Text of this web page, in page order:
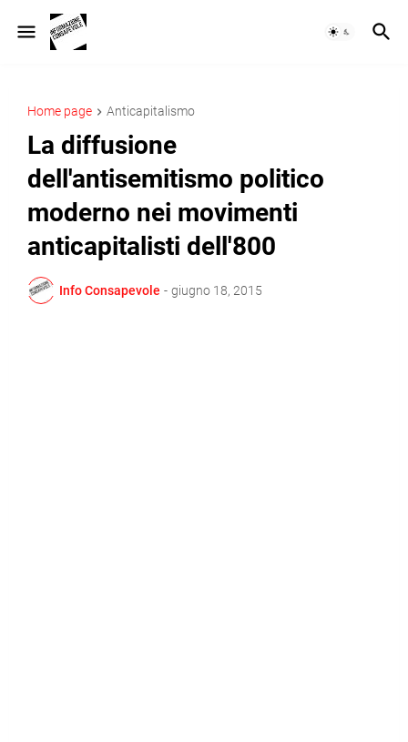
Home page Anticapitalismo
La diffusione
dell'antisemitismo politico
moderno nei movimenti
anticapitalisti dell'800
Info Consapevole - giugno 18, 2015